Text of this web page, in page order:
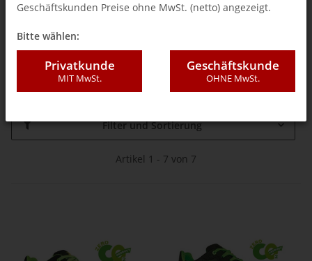
Schnürung
Schuhe mit Schnürsenkel
Filter und Sortierung
Artikel 1 - 7 von 7
Geschäftskunden Preise ohne MwSt. (netto) angezeigt.
Bitte wählen:
Privatkunde
MIT MwSt.
Geschäftskunde
OHNE MwSt.